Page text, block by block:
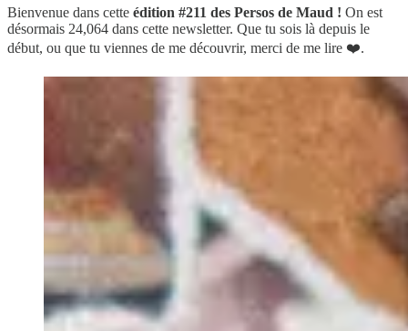
Bienvenue dans cette édition #211 des Persos de Maud ! On est
désormais 24,064 dans cette newsletter. Que tu sois là depuis le
début, ou que tu viennes de me découvrir, merci de me lire ❤️.